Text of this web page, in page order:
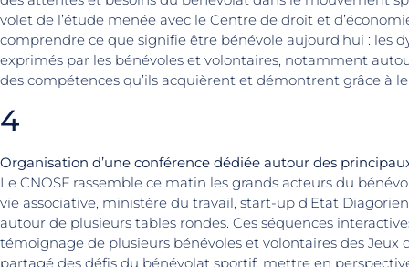
volet de l’étude menée avec le Centre de droit et
comprendre ce que signifie être bénévole aujourd’hui : les
exprimés par les bénévoles et volontaires, notamment
des compétences qu’ils acquièrent et démontrent grâce à
4
Organisation d’une conférence dédiée autour des
Le CNOSF rassemble ce matin les grands acteurs du
vie associative, ministère du travail, start-up d’Etat
autour de plusieurs tables rondes. Ces séquences
témoignage de plusieurs bénévoles et volontaires des Jeux
partagé des défis du bénévolat sportif, mettre en